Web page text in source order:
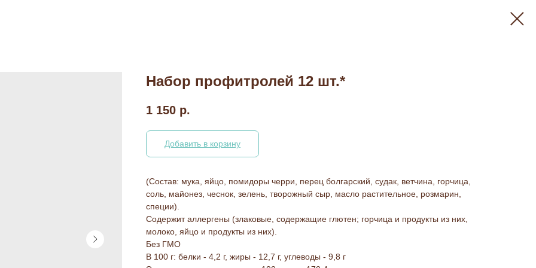
Набор профитролей 12 шт.*
1 150 р.
Добавить в корзину
(Состав: мука, яйцо, помидоры черри, перец болгарский, судак, ветчина, горчица,
соль, майонез, чеснок, зелень, творожный сыр, масло растительное, розмарин,
специи).
Содержит аллергены (злаковые, содержащие глютен; горчица и продукты из них,
молоко, яйцо и продукты из них).
Без ГМО
В 100 г: белки - 4,2 г, жиры - 12,7 г, углеводы - 9,8 г